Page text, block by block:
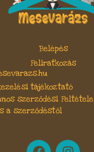
Belépés
Feliratkozás
tájékoztató
szerződési
a szerződéstől